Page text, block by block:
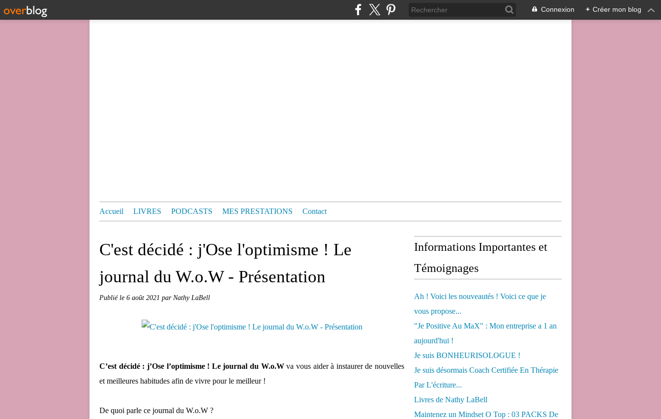
Connexion + Créer mon blog
Accueil LIVRES PODCASTS MES PRESTATIONS Contact
C'est décidé : j'Ose l'optimisme ! Le
journal du W.o.W - Présentation
Publié le 6 août 2021 par Nathy LaBell
C’est décidé : j’Ose l’optimisme ! Le journal du W.o.Wva vous aider à instaurer de nouvelles
et meilleures habitudes afin de vivre pour le meilleur !
De quoi parle ce journal du W.o.W ?
Informations Importantes et
Témoignages
Ah ! Voici les nouveautés ! Voici ce que je
vous propose...
"Je Positive Au MaX" : Mon entreprise a 1 an
aujourd'hui !
Je suis BONHEURISOLOGUE !
Je suis désormais Coach Certifiée En Thérapie
Par L'écriture...
Livres de Nathy LaBell
Maintenez un Mindset O Top : 03 PACKS De